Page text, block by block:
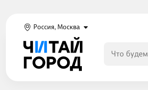
Россия, Москва